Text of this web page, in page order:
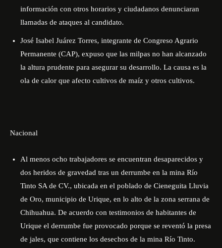
información con otros horarios y ciudadanos denunciaran
llamadas de ataques al candidato.
José Isabel Juárez Torres, integrante de Congreso Agrario
Permanente (CAP), expuso que las milpas no han alcanzado
la altura prudente para asegurar su desarrollo. La causa es la
ola de calor que afecto cultivos de maíz y otros cultivos.
Nacional
Al menos ocho trabajadores se encuentran desaparecidos y
dos heridos de gravedad tras un derrumbe en la mina Río
Tinto SA de CV., ubicada en el poblado de Cieneguita Lluvia
de Oro, municipio de Urique, en lo alto de la zona serrana de
Chihuahua. De acuerdo con testimonios de habitantes de
Urique el derrumbe fue provocado porque se reventó la presa
de jales, que contiene los desechos de la mina Río Tinto.